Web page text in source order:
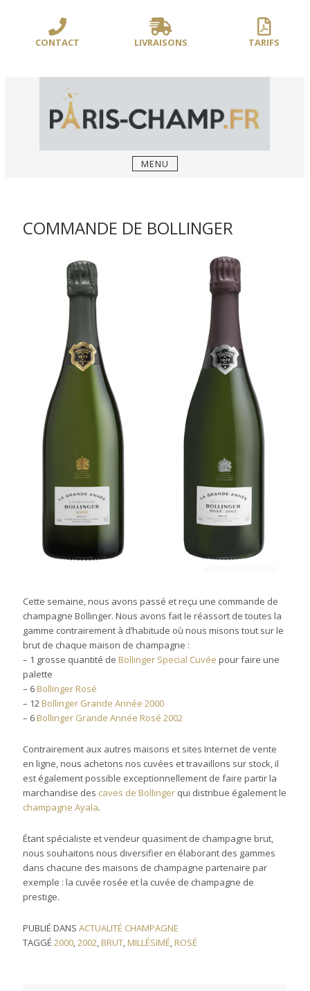
contenuCONTACT LIVRAISONS TARIFS
BOUSSOLE **/
MENU
COMMANDE DE BOLLINGER
Cette semaine, nous avons passé et reçu une commande de
champagne Bollinger. Nous avons fait le réassort de toutes la
gamme contrairement à d’habitude où nous misons tout sur le
brut de chaque maison de champagne :
– 1 grosse quantité de Bollinger Special Cuvée pour faire une
palette
– 6 Bollinger Rosé
– 12 Bollinger Grande Année 2000
– 6 Bollinger Grande Année Rosé 2002
Contrairement aux autres maisons et sites Internet de vente
en ligne, nous achetons nos cuvées et travaillons sur stock, il
est également possible exceptionnellement de faire partir la
marchandise des caves de Bollinger qui distribue également le
champagne Ayala.
Étant spécialiste et vendeur quasiment de champagne brut,
nous souhaitons nous diversifier en élaborant des gammes
dans chacune des maisons de champagne partenaire par
exemple : la cuvée rosée et la cuvée de champagne de
prestige.
PUBLIÉ DANSACTUALITÉ CHAMPAGNE
TAGGÉ2000,2002, BRUT, MILLÉSIMÉ, ROSÉ